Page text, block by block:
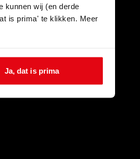
kunnen wij (en derde
is prima' te klikken. Meer
Ja, dat is prima